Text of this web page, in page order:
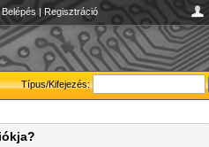
Belépés | Regisztráció
Típus/Kifejezés: